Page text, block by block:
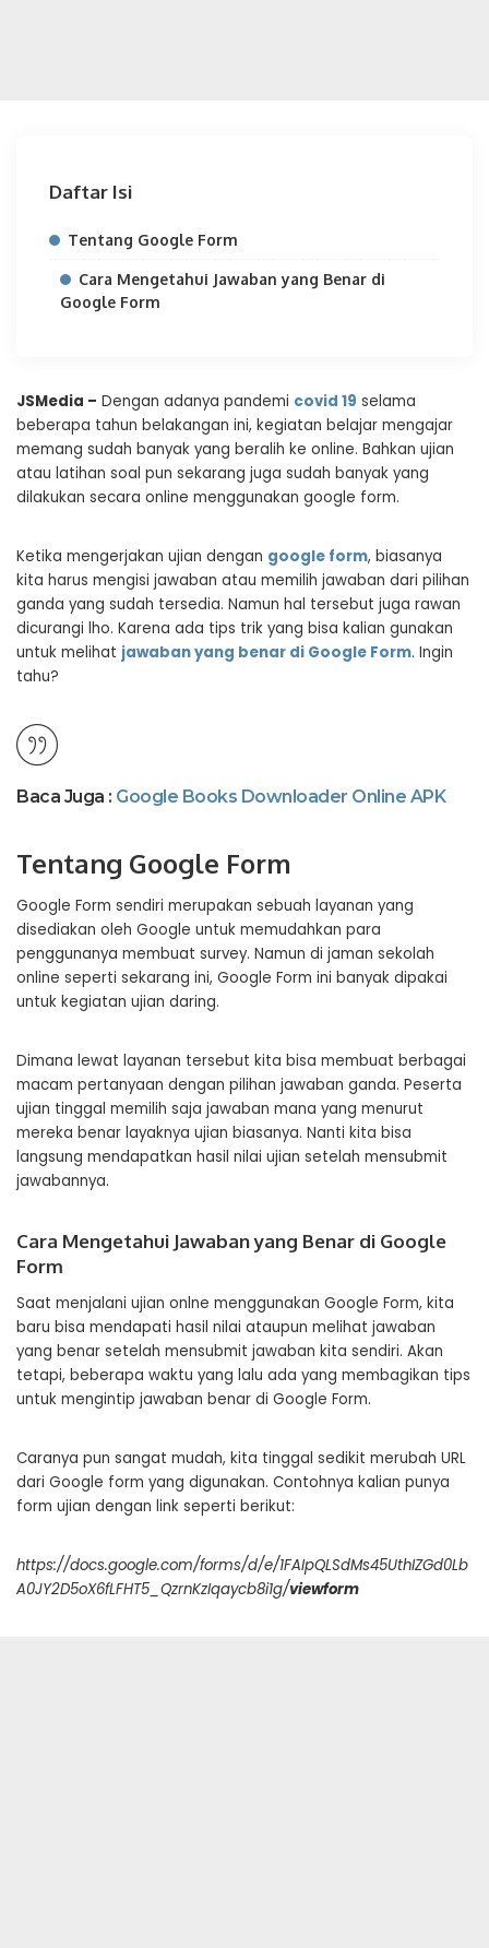
Daftar Isi
Tentang Google Form
Cara Mengetahui Jawaban yang Benar di
Google Form
JSMedia – Dengan adanya pandemi covid 19 selama
beberapa tahun belakangan ini, kegiatan belajar mengajar
memang sudah banyak yang beralih ke online. Bahkan ujian
atau latihan soal pun sekarang juga sudah banyak yang
dilakukan secara online menggunakan google form.
Ketika mengerjakan ujian dengan google form, biasanya
kita harus mengisi jawaban atau memilih jawaban dari pilihan
ganda yang sudah tersedia. Namun hal tersebut juga rawan
dicurangi lho. Karena ada tips trik yang bisa kalian gunakan
untuk melihat jawaban yang benar di Google Form. Ingin
tahu?
Baca Juga : Google Books Downloader Online APK
Tentang Google Form
Google Form sendiri merupakan sebuah layanan yang
disediakan oleh Google untuk memudahkan para
penggunanya membuat survey. Namun di jaman sekolah
online seperti sekarang ini, Google Form ini banyak dipakai
untuk kegiatan ujian daring.
Dimana lewat layanan tersebut kita bisa membuat berbagai
macam pertanyaan dengan pilihan jawaban ganda. Peserta
ujian tinggal memilih saja jawaban mana yang menurut
mereka benar layaknya ujian biasanya. Nanti kita bisa
langsung mendapatkan hasil nilai ujian setelah mensubmit
jawabannya.
Cara Mengetahui Jawaban yang Benar di Google
Form
Saat menjalani ujian onlne menggunakan Google Form, kita
baru bisa mendapati hasil nilai ataupun melihat jawaban
yang benar setelah mensubmit jawaban kita sendiri. Akan
tetapi, beberapa waktu yang lalu ada yang membagikan tips
untuk mengintip jawaban benar di Google Form.
Caranya pun sangat mudah, kita tinggal sedikit merubah URL
dari Google form yang digunakan. Contohnya kalian punya
form ujian dengan link seperti berikut:
https://docs.google.com/forms/d/e/1FAIpQLSdMs45UthIZGd0Lb
A0JY2D5oX6fLFHT5_QzrnKzIqaycb8i1g/viewform